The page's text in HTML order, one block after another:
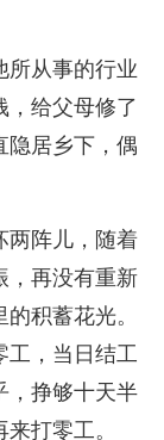
所从事的行业
，给父母修了
隐居乡下，偶
两阵儿，随着
，再没有重新
积蓄花光。
工，当日结工
，挣够十天半
打零工。